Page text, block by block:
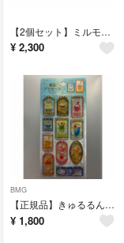
【2個セット】ミルモでポン！ シール おはじき
¥ 2,300
BMG
【正規品】きゅるるんシール 喫茶アラモード・ステンドグラス ｖｏｌ．２
¥ 1,800